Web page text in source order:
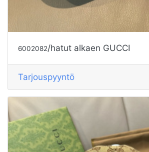
6002082/hatut alkaen GUCCI
Tarjouspyyntö